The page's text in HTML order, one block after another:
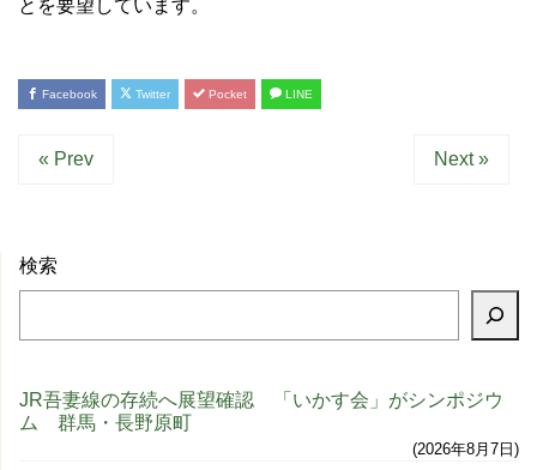
とを要望しています。
Facebook Twitter Pocket LINE
« Prev Next »
検索
JR吾妻線の存続へ展望確認 「いかす会」がシンポジウ
ム 群馬・長野原町
2026年8月7日